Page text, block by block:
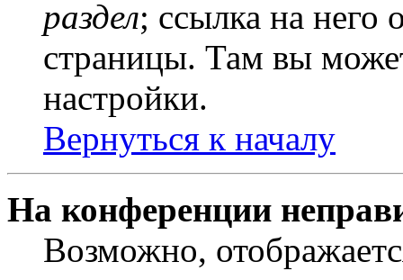
раздел; ссылка на него
страницы. Там вы
настройки.
Вернуться к началу
На конференции
Возможно,